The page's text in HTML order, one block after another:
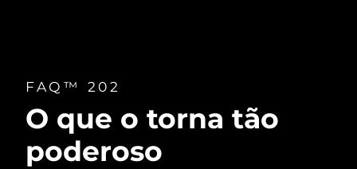
FAQ™ 202
O que o torna tão
poderoso
FOREO APP
SOBRE
Kuwait
Letônia